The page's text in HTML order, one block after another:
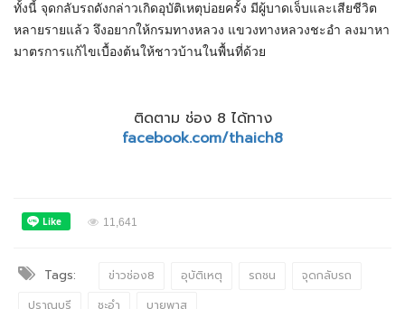
ทั้งนี้ จุดกลับรถดังกล่าวเกิดอุบัติเหตุบ่อยครั้ง มีผู้บาดเจ็บและเสียชีวิต
หลายรายแล้ว จึงอยากให้กรมทางหลวง แขวงทางหลวงชะอำ ลงมาหา
มาตรการแก้ไขเบื้องต้นให้ชาวบ้านในพื้นที่ด้วย
ติดตาม ช่อง 8 ได้ทาง
facebook.com/thaich8
11,641
Tags: ข่าวช่อง8 อุบัติเหตุ รถชน
จุดกลับรถ
ปราณบุรี
ชะอำ บายพาส